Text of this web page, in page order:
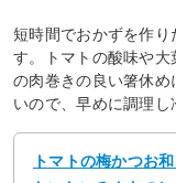
短時間でおかずを作
す。トマトの酸味や大
の肉巻きの良い箸休め
いので、早めに調理し
トマトの梅かつお